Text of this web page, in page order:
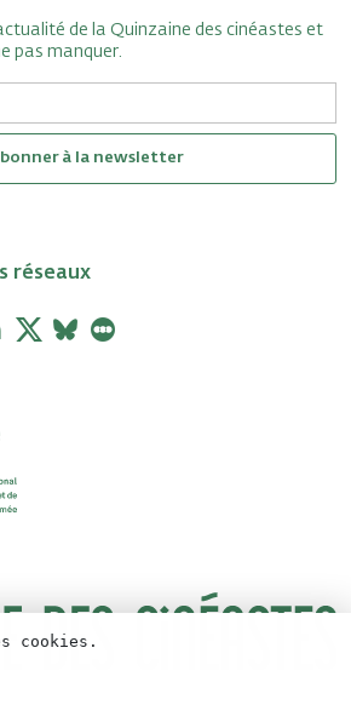
de la Quinzaine des cinéastes et
pas manquer.
à la newsletter
réseaux
Linkedin
X Bluesky
cookies.